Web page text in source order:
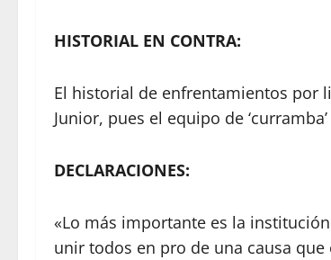
HISTORIAL EN CONTRA:
El historial de enfrentamientos por
Junior, pues el equipo de
DECLARACIONES:
«Lo más importante es la
unir todos en pro de una causa que